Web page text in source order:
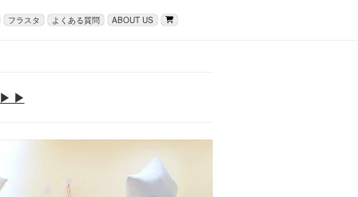
フラスタ よくある質問 ABOUT US
▶ ▶